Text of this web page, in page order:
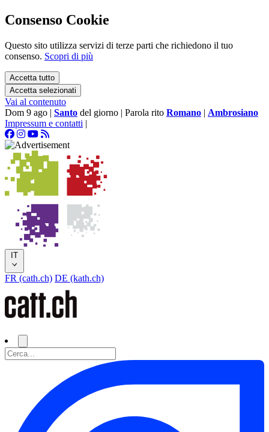
Consenso Cookie
Questo sito utilizza servizi di terze parti che richiedono il tuo
consenso. Scopri di più
Accetta tutto
Accetta selezionati
Vai al contenuto
Dom 9 ago | Santo del giorno | Parola rito Romano | Ambrosiano
Impressum e contatti |
IT
FR (cath.ch) DE (kath.ch)